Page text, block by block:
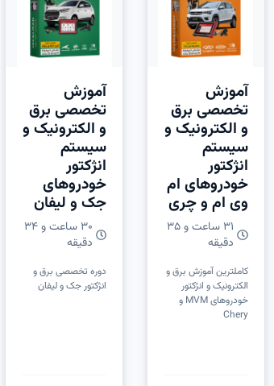
آموزش
تخصصی برق
و الکترونیک و
سیستم
انژکتور
خودروهای ام
وی ام و چری
31 ساعت و 3۵
دقیقه
کاملترین آموزش برق و
الکترونیک و انژکتور
خودروهای MVM و
Chery
آموزش
تخصصی برق
و الکترونیک و
سیستم
انژکتور
خودروهای
جک و لیفان
30 ساعت و 34
دقیقه
دوره تخصصی برق و
انژکتور جک و لیفان